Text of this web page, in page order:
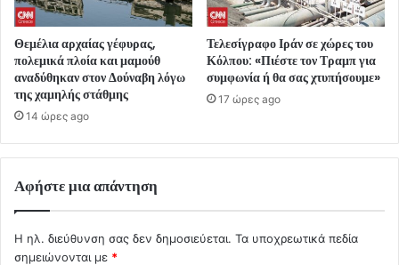
Θεμέλια αρχαίας γέφυρας,
πολεμικά πλοία και μαμούθ
αναδύθηκαν στον Δούναβη λόγω
της χαμηλής στάθμης
14 ώρες ago
Τελεσίγραφο Ιράν σε χώρες του
Κόλπου: «Πιέστε τον Τραμπ για
συμφωνία ή θα σας χτυπήσουμε»
17 ώρες ago
Αφήστε μια απάντηση
Η ηλ. διεύθυνση σας δεν δημοσιεύεται. Τα υποχρεωτικά πεδία
σημειώνονται με *